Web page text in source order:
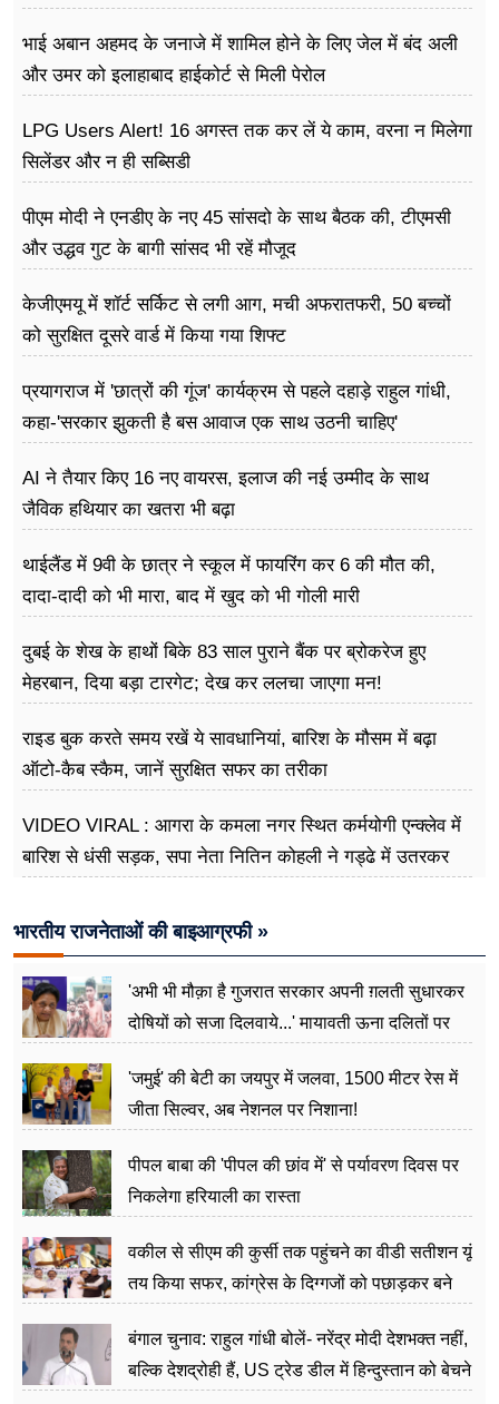
भाई अबान अहमद के जनाजे में शामिल होने के लिए जेल में बंद अली
और उमर को इलाहाबाद हाईकोर्ट से मिली पेरोल
LPG Users Alert! 16 अगस्त तक कर लें ये काम, वरना न मिलेगा
सिलेंडर और न ही सब्सिडी
पीएम मोदी ने एनडीए के नए 45 सांसदो के साथ बैठक की, टीएमसी
और उद्धव गुट के बागी सांसद भी रहें मौजूद
केजीएमयू में शॉर्ट सर्किट से लगी आग, मची अफरातफरी, 50 बच्चों
को सुरक्षित दूसरे वार्ड में किया गया शिफ्ट
प्रयागराज में 'छात्रों की गूंज' कार्यक्रम से पहले दहाड़े राहुल गांधी,
कहा-'सरकार झुकती है बस आवाज एक साथ उठनी चाहिए'
AI ने तैयार किए 16 नए वायरस, इलाज की नई उम्मीद के साथ
जैविक हथियार का खतरा भी बढ़ा
थाईलैंड में 9वी के छात्र ने स्कूल में फायरिंग कर 6 की मौत की,
दादा-दादी को भी मारा, बाद में खुद को भी गोली मारी
दुबई के शेख के हाथों बिके 83 साल पुराने बैंक पर ब्रोकरेज हुए
मेहरबान, दिया बड़ा टारगेट; देख कर ललचा जाएगा मन!
राइड बुक करते समय रखें ये सावधानियां, बारिश के मौसम में बढ़ा
ऑटो-कैब स्कैम, जानें सुरक्षित सफर का तरीका
VIDEO VIRAL : आगरा के कमला नगर स्थित कर्मयोगी एन्क्लेव में
बारिश से धंसी सड़क, सपा नेता नितिन कोहली ने गड्ढे में उतरकर
भारतीय राजनेताओं की बाइआग्रफी »
'अभी भी मौक़ा है गुजरात सरकार अपनी ग़लती सुधारकर
दोषियों को सजा दिलवाये...' मायावती ऊना दलितों पर
'जमुई' की बेटी का जयपुर में जलवा, 1500 मीटर रेस में
जीता सिल्वर, अब नेशनल पर निशाना!
पीपल बाबा की 'पीपल की छांव में' से पर्यावरण दिवस पर
निकलेगा हरियाली का रास्ता
वकील से सीएम की कुर्सी तक पहुंचने का वीडी सतीशन यूं
तय किया सफर, कांग्रेस के दिग्गजों को पछाड़कर बने
बंगाल चुनाव: राहुल गांधी बोलें- नरेंद्र मोदी देशभक्त नहीं,
बल्कि देशद्रोही हैं, US ट्रेड डील में हिन्दुस्तान को बेचने